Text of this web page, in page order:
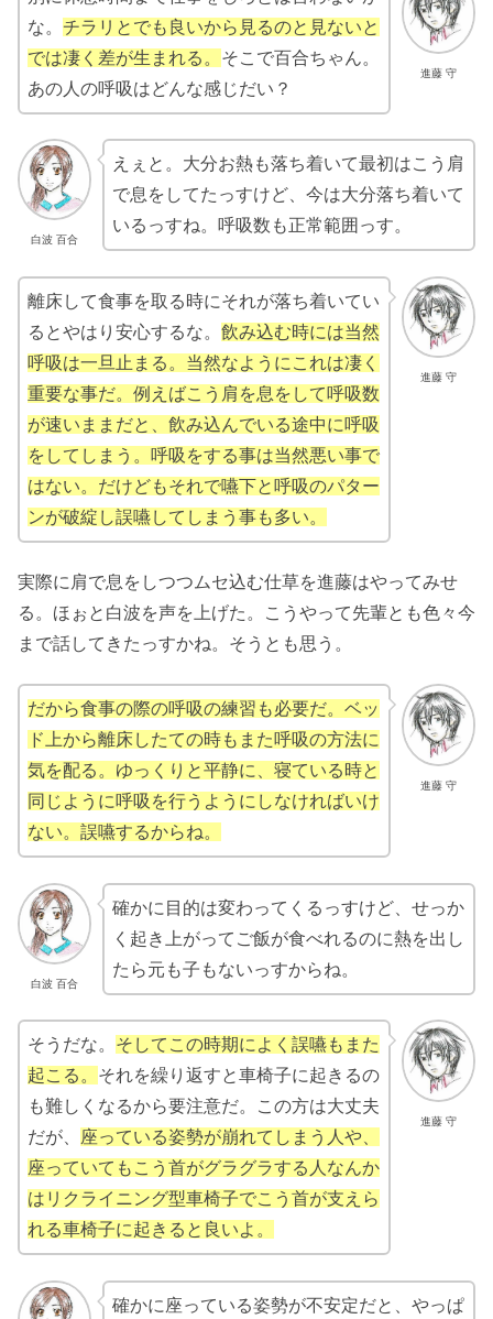
進藤 守
な。 チラリとでも良いから見るのと見ないと
では凄く差が生まれる。 そこで百合ちゃん。
あの人の呼吸はどんな感じだい？
白波 百合
えぇと。大分お熱も落ち着いて最初はこう肩
で息をしてたっすけど、今は大分落ち着いて
いるっすね。呼吸数も正常範囲っす。
進藤 守
離床して食事を取る時にそれが落ち着いてい
るとやはり安心するな。 飲み込む時には当然
呼吸は一旦止まる。当然なようにこれは凄く
重要な事だ。例えばこう肩を息をして呼吸数
が速いままだと、飲み込んでいる途中に呼吸
をしてしまう。呼吸をする事は当然悪い事で
はない。だけどもそれで嚥下と呼吸のパター
ンが破綻し誤嚥してしまう事も多い。
実際に肩で息をしつつムセ込む仕草を進藤はやってみせ
る。ほぉと白波を声を上げた。こうやって先輩とも色々今
まで話してきたっすかね。そうとも思う。
進藤 守
だから食事の際の呼吸の練習も必要だ。ベッ
ド上から離床したての時もまた呼吸の方法に
気を配る。ゆっくりと平静に、寝ている時と
同じように呼吸を行うようにしなければいけ
ない。誤嚥するからね。
白波 百合
確かに目的は変わってくるっすけど、せっか
く起き上がってご飯が食べれるのに熱を出し
たら元も子もないっすからね。
進藤 守
そうだな。 そしてこの時期によく誤嚥もまた
起こる。 それを繰り返すと車椅子に起きるの
も難しくなるから要注意だ。この方は大丈夫
だが、
座っている姿勢が崩れてしまう人や、
座っていてもこう首がグラグラする人なんか
はリクライニング型車椅子でこう首が支えら
れる車椅子に起きると良いよ。
確かに座っている姿勢が不安定だと、やっぱ